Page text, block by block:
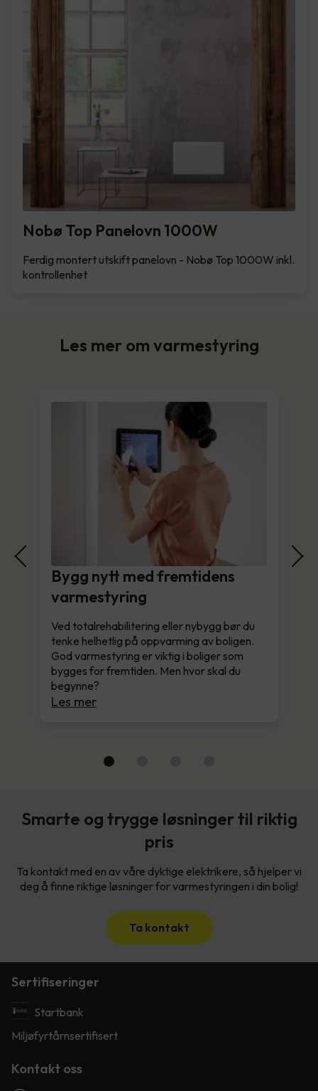
Nobø Top Panelovn 1000W
Ferdig montert utskift panelovn - Nobø Top 1000W inkl.
kontrollenhet
Les mer om varmestyring
Bygg nytt med fremtidens
varmestyring
Ved totalrehabilitering eller nybygg bør du
tenke helhetlig på oppvarming av boligen.
God varmestyring er viktig i boliger som
bygges for fremtiden. Men hvor skal du
begynne?
Les mer
Smarte og trygge løsninger til riktig
pris
Ta kontakt med en av våre dyktige elektrikere, så hjelper vi
deg å finne riktige løsninger for varmestyringen i din bolig!
Ta kontakt
Sertifiseringer
Startbank
Miljøfyrtårnsertifisert
Kontakt oss